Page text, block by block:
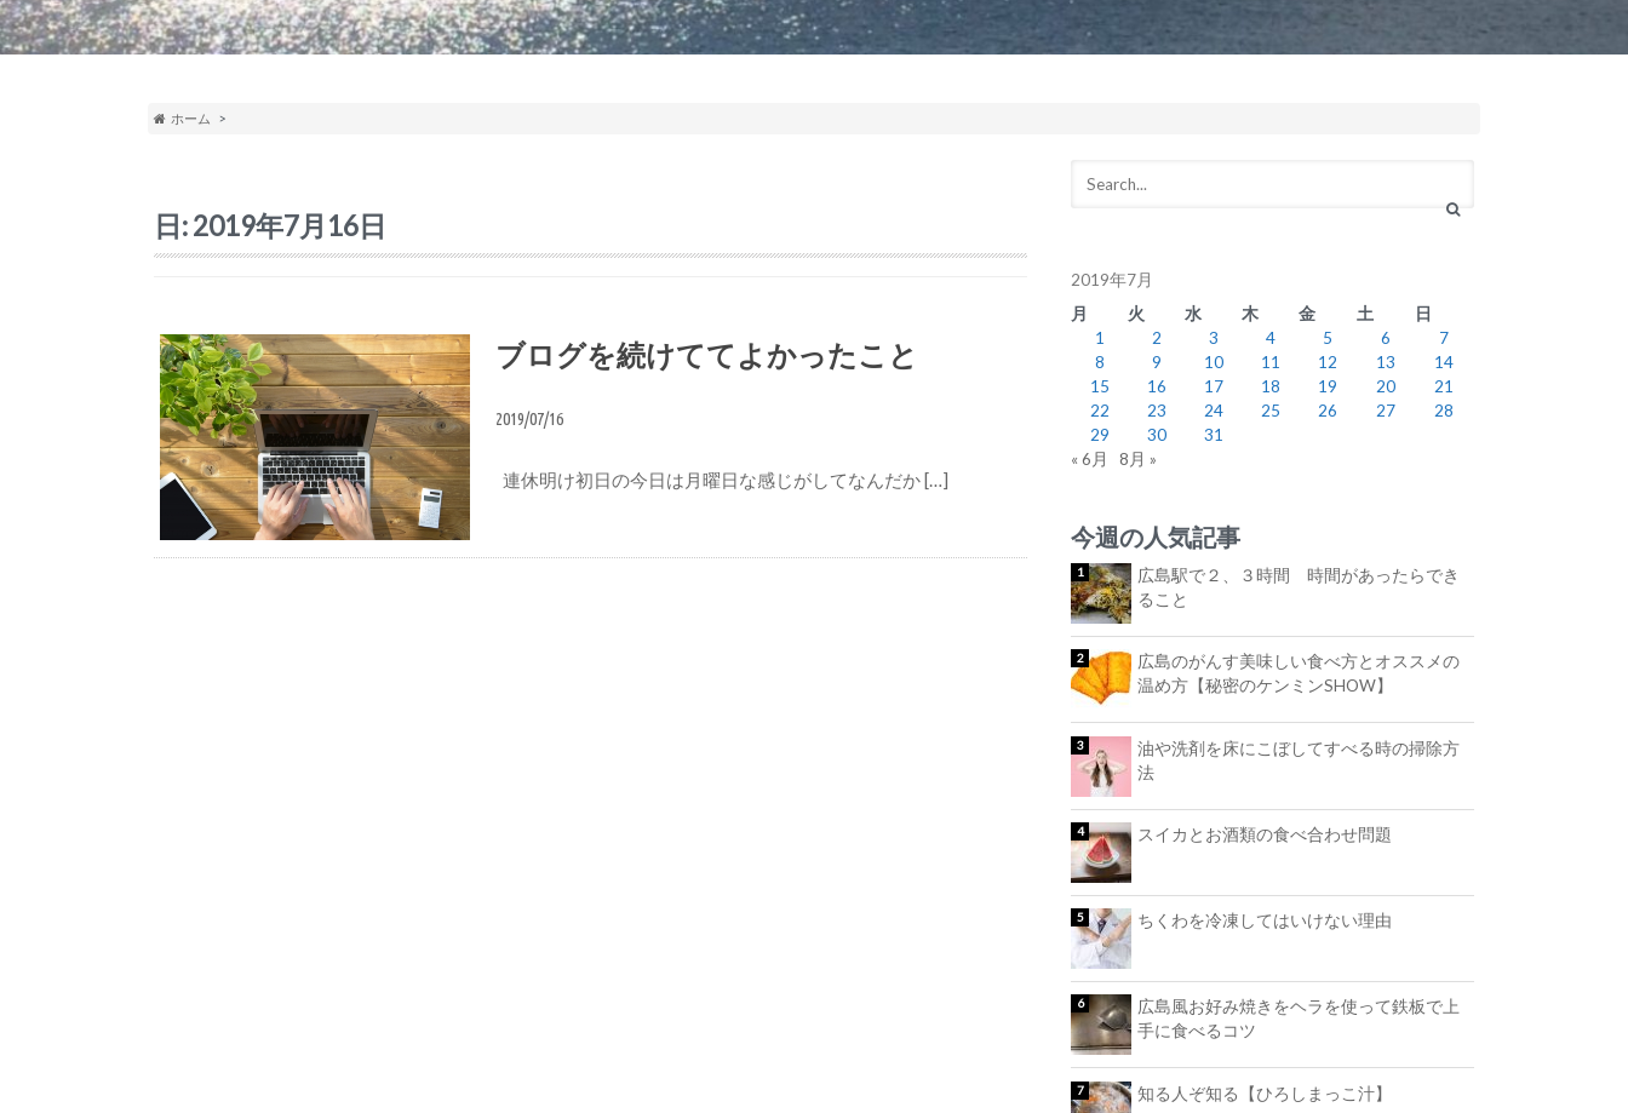
ホーム
日:2019年7月16日
ブログ
ブログを続けててよかったこと
2019/07/16
連休明け初日の今日は月曜日な感じがしてなんだか […]
2019年7月
月
火 水 木 金 土
日
1
2 3 4 5 6
7
8
9 10 11 12 13
14
15
16 17 18 19 20
21
22
23 24 25 26 27
28
29
30
31
« 6月
8月 »
今週の人気記事
広島駅で２、３時間 時間があったらでき
ること
広島のがんす美味しい食べ方とオススメの
温め方【秘密のケンミンSHOW】
油や洗剤を床にこぼしてすべる時の掃除方
法
スイカとお酒類の食べ合わせ問題
ちくわを冷凍してはいけない理由
広島風お好み焼きをヘラを使って鉄板で上
手に食べるコツ
知る人ぞ知る【ひろしまっこ汁】